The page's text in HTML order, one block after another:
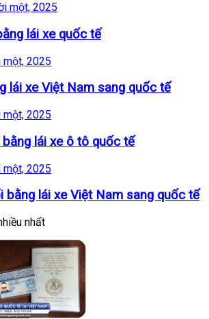
một, 2025
lái xe quốc tế
một, 2025
lái xe Việt Nam sang quốc tế
một, 2025
lái xe ô tô quốc tế
một, 2025
bằng lái xe Việt Nam sang quốc tế
nhất